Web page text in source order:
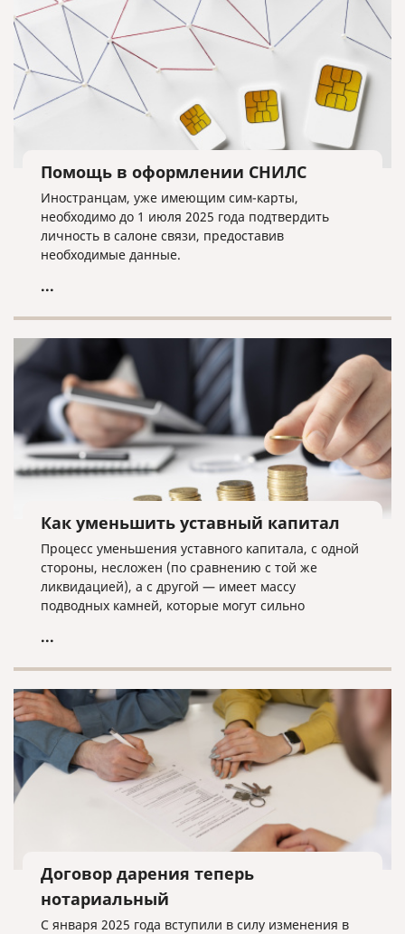
Помощь в оформлении СНИЛС
Иностранцам, уже имеющим сим-карты,
необходимо до 1 июля 2025 года подтвердить
личность в салоне связи, предоставив
необходимые данные.
...
Как уменьшить уставный капитал
Процесс уменьшения уставного капитала, с одной
стороны, несложен (по сравнению с той же
ликвидацией), а с другой — имеет массу
подводных камней, которые могут сильно
...
Договор дарения теперь
нотариальный
С января 2025 года вступили в силу изменения в